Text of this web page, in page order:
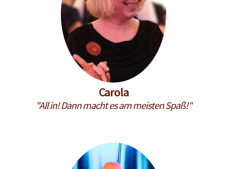
Carola
"All in! Dann macht es am meisten Spaß!"